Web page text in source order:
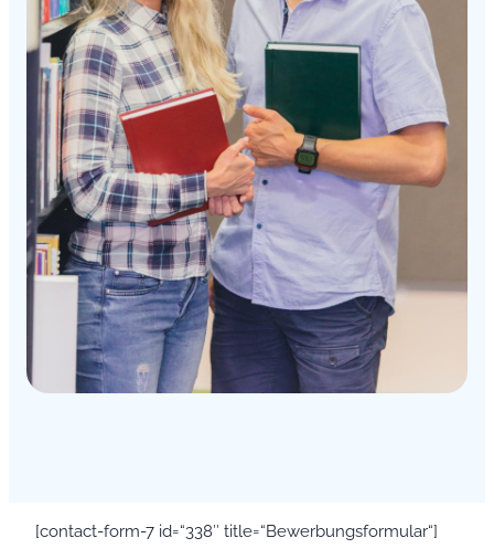
[contact-form-7 id=“338″ title=“Bewerbungsformular“]